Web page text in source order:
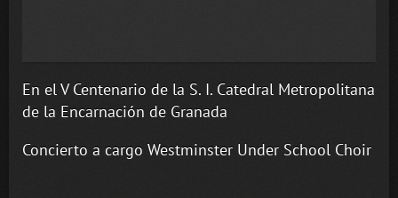
En el V Centenario de la S. I. Catedral Metropolitana
de la Encarnación de Granada
Concierto a cargo Westminster Under School Choir